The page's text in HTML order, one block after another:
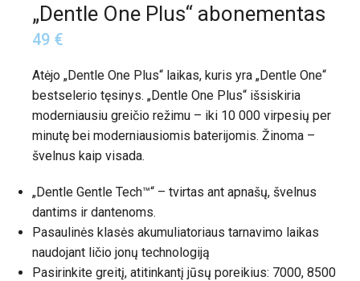
„Dentle One Plus“ abonementas
49 €
Atėjo „Dentle One Plus“ laikas, kuris yra „Dentle One“
bestselerio tęsinys. „Dentle One Plus“ išsiskiria
moderniausiu greičio režimu – iki 10 000 virpesių per
minutę bei moderniausiomis baterijomis. Žinoma –
švelnus kaip visada.
„Dentle Gentle Tech™“ – tvirtas ant apnašų, švelnus
dantims ir dantenoms.
Pasaulinės klasės akumuliatoriaus tarnavimo laikas
naudojant ličio jonų technologiją
Pasirinkite greitį, atitinkantį jūsų poreikius: 7000, 8500